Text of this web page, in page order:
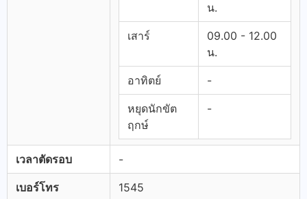
น.
เสาร์
09.00 - 12.00
น.
อาทิตย์ -
หยุดนักขัต
ฤกษ์
-
เวลาตัดรอบ -
เบอร์โทร 1545